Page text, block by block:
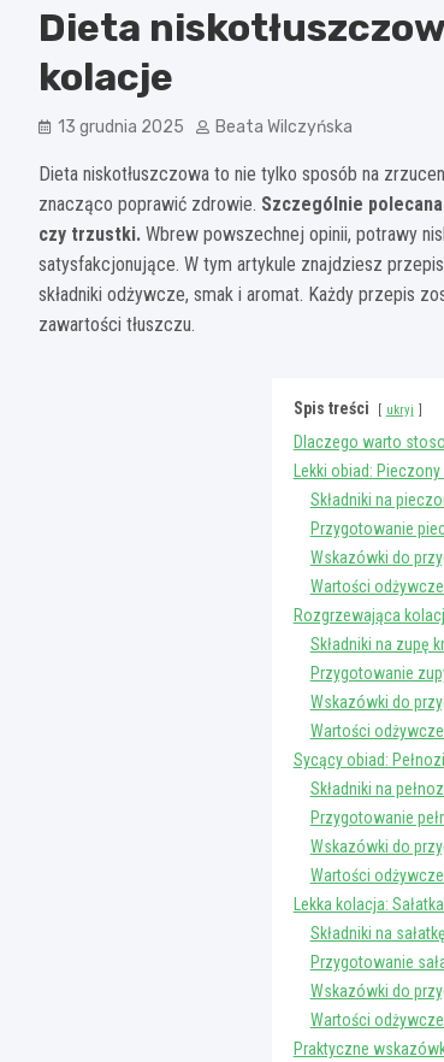
Dieta
kolacje
13 grudnia 2025 Beata Wilczyńska
Dieta niskotłuszczowa to nie tylko sposób na
znacząco poprawić zdrowie. Szczególnie
czy trzustki. Wbrew powszechnej opinii, potrawy
satysfakcjonujące. W tym artykule znajdziesz
składniki odżywcze, smak i aromat. Każdy przepis
zawartości tłuszczu.
Spis treści ukryj
Dlaczego warto
Lekki obiad:
Składniki na
Przygotowanie
Wskazówki do
Wartości
Rozgrzewająca
Składniki na zupę
Przygotowanie
Wskazówki do
Wartości
Sycący obiad:
Składniki na
Przygotowanie
Wskazówki do
Wartości
Lekka kolacja:
Składniki na
Przygotowanie
Wskazówki do
Wartości
Praktyczne